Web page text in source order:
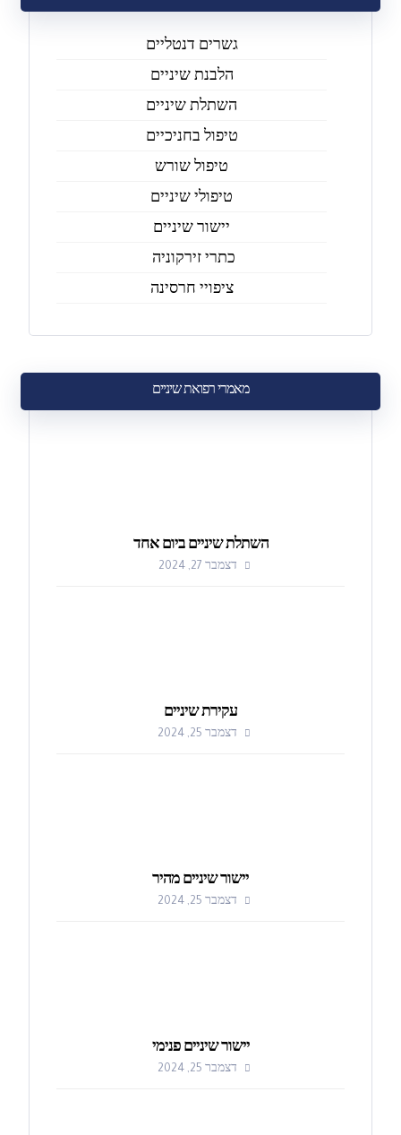
גשרים דנטליים
הלבנת שיניים
השתלת שיניים
טיפול בחניכיים
טיפול שורש
טיפולי שיניים
יישור שיניים
כתרי זירקוניה
ציפויי חרסינה
מאמרי רפואת שיניים
השתלת שיניים ביום אחד
דצמבר 27, 2024
עקירת שיניים
דצמבר 25, 2024
יישור שיניים מהיר
דצמבר 25, 2024
יישור שיניים פנימי
דצמבר 25, 2024